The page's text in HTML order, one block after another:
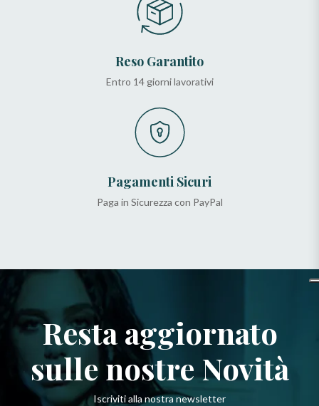
Reso Garantito
Entro 14 giorni lavorativi
Pagamenti Sicuri
Paga in Sicurezza con PayPal
Resta aggiornato
sulle nostre Novità
Iscriviti alla nostra newsletter